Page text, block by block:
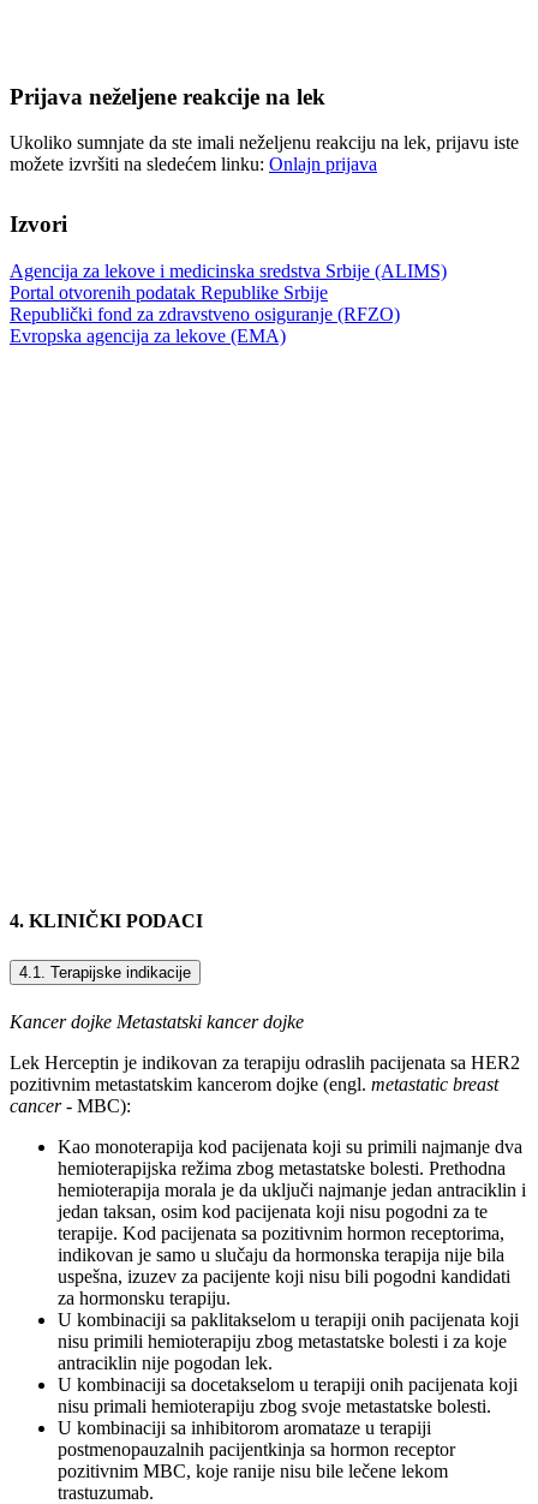
Prijava neželjene reakcije na lek
Ukoliko sumnjate da ste imali neželjenu reakciju na lek, prijavu iste
možete izvršiti na sledećem linku: Onlajn prijava
Izvori
Agencija za lekove i medicinska sredstva Srbije (ALIMS)
Portal otvorenih podatak Republike Srbije
Republički fond za zdravstveno osiguranje (RFZO)
Evropska agencija za lekove (EMA)
4. KLINIČKI PODACI
4.1. Terapijske indikacije
Kancer dojke Metastatski kancer dojke
Lek Herceptin je indikovan za terapiju odraslih pacijenata sa HER2
pozitivnim metastatskim kancerom dojke (engl. metastatic breast
cancer- MBC):
Kao monoterapija kod pacijenata koji su primili najmanje dva
hemioterapijska režima zbog metastatske bolesti. Prethodna
hemioterapija morala je da uključi najmanje jedan antraciklin i
jedan taksan, osim kod pacijenata koji nisu pogodni za te
terapije. Kod pacijenata sa pozitivnim hormon receptorima,
indikovan je samo u slučaju da hormonska terapija nije bila
uspešna, izuzev za pacijente koji nisu bili pogodni kandidati
za hormonsku terapiju.
U kombinaciji sa paklitakselom u terapiji onih pacijenata koji
nisu primili hemioterapiju zbog metastatske bolesti i za koje
antraciklin nije pogodan lek.
U kombinaciji sa docetakselom u terapiji onih pacijenata koji
nisu primali hemioterapiju zbog svoje metastatske bolesti.
U kombinaciji sa inhibitorom aromataze u terapiji
postmenopauzalnih pacijentkinja sa hormon receptor
pozitivnim MBC, koje ranije nisu bile lečene lekom
trastuzumab.